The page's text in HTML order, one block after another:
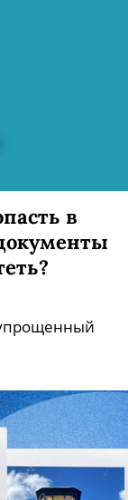
в
упрощенный